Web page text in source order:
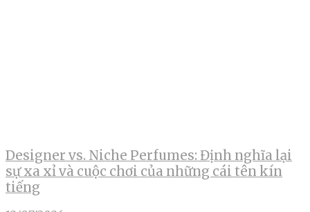
Designer vs. Niche Perfumes: Định nghĩa lại
sự xa xỉ và cuộc chơi của những cái tên kín
tiếng